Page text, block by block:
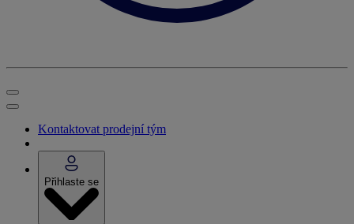
Kontaktovat prodejní tým
Přihlaste se